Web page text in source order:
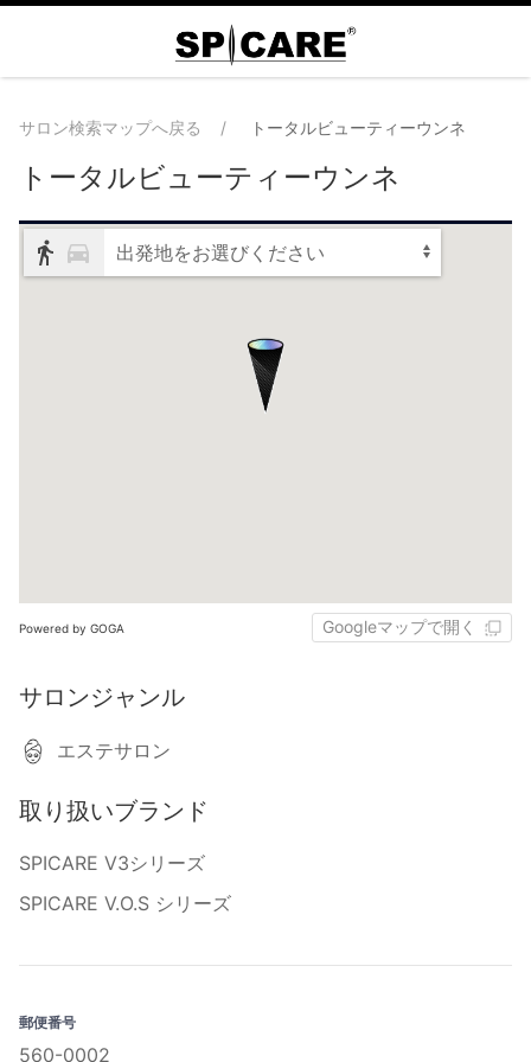
サロン検索マップへ戻る トータルビューティーウンネ
トータルビューティーウンネ
出発地をお選びください
Powered by GOGA Googleマップで開く
サロンジャンル
エステサロン
取り扱いブランド
SPICARE V3シリーズ
SPICARE V.O.S シリーズ
郵便番号
560-0002